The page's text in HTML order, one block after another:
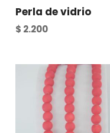
Perla de vidrio
$ 2.200